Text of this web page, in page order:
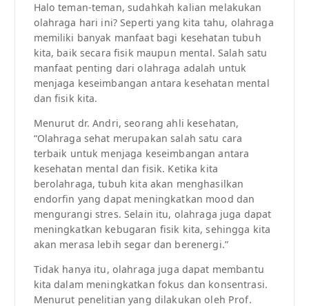
Halo teman-teman, sudahkah kalian melakukan
olahraga hari ini? Seperti yang kita tahu, olahraga
memiliki banyak manfaat bagi kesehatan tubuh
kita, baik secara fisik maupun mental. Salah satu
manfaat penting dari olahraga adalah untuk
menjaga keseimbangan antara kesehatan mental
dan fisik kita.
Menurut dr. Andri, seorang ahli kesehatan,
“Olahraga sehat merupakan salah satu cara
terbaik untuk menjaga keseimbangan antara
kesehatan mental dan fisik. Ketika kita
berolahraga, tubuh kita akan menghasilkan
endorfin yang dapat meningkatkan mood dan
mengurangi stres. Selain itu, olahraga juga dapat
meningkatkan kebugaran fisik kita, sehingga kita
akan merasa lebih segar dan berenergi.”
Tidak hanya itu, olahraga juga dapat membantu
kita dalam meningkatkan fokus dan konsentrasi.
Menurut penelitian yang dilakukan oleh Prof.